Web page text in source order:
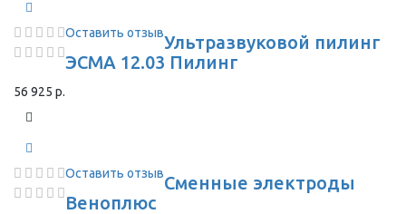
Оставить отзывУльтразвуковой пилинг
ЭСМА 12.03 Пилинг
56 925 р.
Оставить отзывСменные электроды
Веноплюс